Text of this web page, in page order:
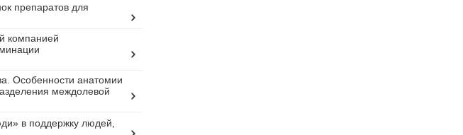
препаратов для
компанией
Особенности анатомии
междолевой
в поддержку людей,